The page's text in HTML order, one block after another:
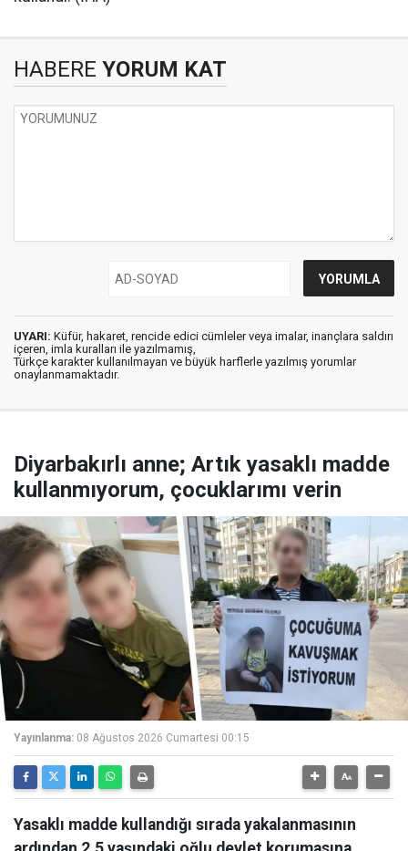
HABERE YORUM KAT
UYARI: Küfür, hakaret, rencide edici cümleler veya imalar, inançlara saldırı
içeren, imla kuralları ile yazılmamış,
Türkçe karakter kullanılmayan ve büyük harflerle yazılmış yorumlar
onaylanmamaktadır.
Diyarbakırlı anne; Artık yasaklı madde
kullanmıyorum, çocuklarımı verin
Yayınlanma: 08 Ağustos 2026 Cumartesi 00:15
Yasaklı madde kullandığı sırada yakalanmasının